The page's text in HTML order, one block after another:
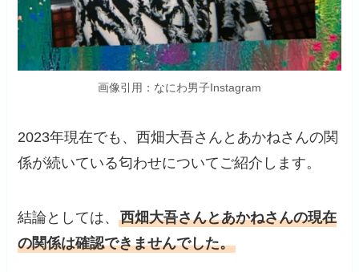
画像引用：なにわ男子Instagram
2023年現在でも、西畑大吾さんとあかねさんの関
係が続いている匂わせについてご紹介します。
結論としては、西畑大吾さんとあかねさんの現在
の関係は確認できませんでした。